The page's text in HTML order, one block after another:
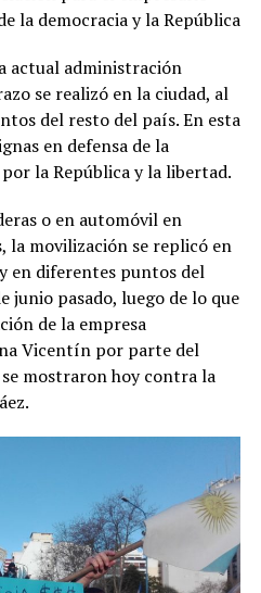
la democracia y la República
actual administración
se realizó en la ciudad, al
del resto del país. En esta
en defensa de la
la República y la libertad.
o en automóvil en
la movilización se replicó en
en diferentes puntos del
junio pasado, luego de lo que
de la empresa
Vicentín por parte del
mostraron hoy contra la